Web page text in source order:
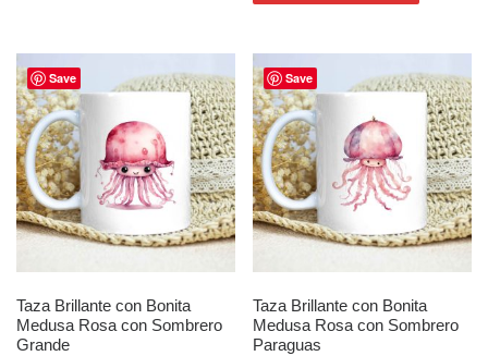
Save
Taza Brillante con Bonita
Medusa Rosa con Sombrero
Grande
Save
Taza Brillante con Bonita
Medusa Rosa con Sombrero
Paraguas